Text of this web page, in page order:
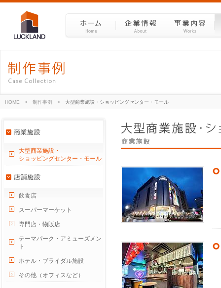
HOME > 制作事例 > 大型商業施設・ショッピングセンター・モール
大型商業施設・
ショッピングセンター・モール
飲食店
スーパーマーケット
専門店・物販店
テーマパーク・アミューズメン
ト
ホテル・ブライダル施設
その他（オフィスなど）